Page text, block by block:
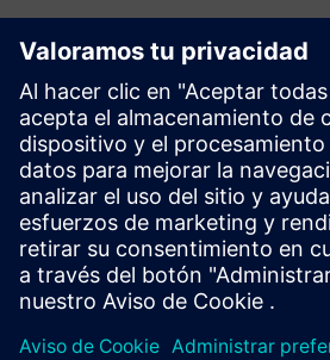
Ponte en contacto